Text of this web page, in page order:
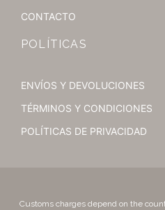
CONTACTO
POLÍTICAS
ENVÍOS Y DEVOLUCIONES
TÉRMINOS Y CONDICIONES
POLÍTICAS DE PRIVACIDAD
Customs charges depend on the